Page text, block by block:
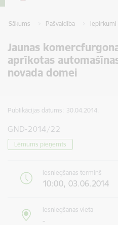
Sākums Pašvaldība Iepirkumi
Jaunas
aprīkotas
novada domei
Publikācijas datums: 30.04.2014.
GND-2014/22
Lēmums pieņemts
Iesniegšanas termiņš
10:00, 03.06.2014
Iesniegšanas vieta
-